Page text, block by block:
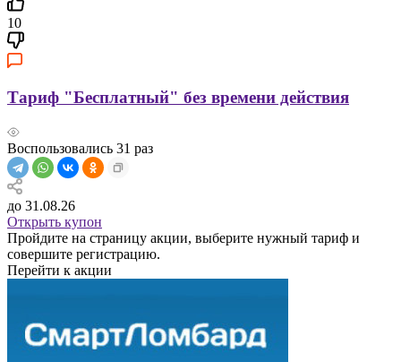
10
Тариф "Бесплатный" без времени действия
Воспользовались 31 раз
до 31.08.26
Открыть купон
Пройдите на страницу акции, выберите нужный тариф и
совершите регистрацию.
Перейти к акции